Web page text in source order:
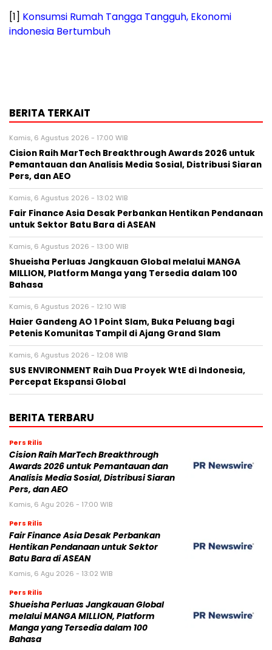
[1] Konsumsi Rumah Tangga Tangguh, Ekonomi
indonesia Bertumbuh
BERITA TERKAIT
Kamis, 6 Agustus 2026 - 17:00 WIB
Cision Raih MarTech Breakthrough Awards 2026 untuk
Pemantauan dan Analisis Media Sosial, Distribusi Siaran
Pers, dan AEO
Kamis, 6 Agustus 2026 - 13:02 WIB
Fair Finance Asia Desak Perbankan Hentikan Pendanaan
untuk Sektor Batu Bara di ASEAN
Kamis, 6 Agustus 2026 - 13:00 WIB
Shueisha Perluas Jangkauan Global melalui MANGA
MILLION, Platform Manga yang Tersedia dalam 100
Bahasa
Kamis, 6 Agustus 2026 - 12:10 WIB
Haier Gandeng AO 1 Point Slam, Buka Peluang bagi
Petenis Komunitas Tampil di Ajang Grand Slam
Kamis, 6 Agustus 2026 - 12:08 WIB
SUS ENVIRONMENT Raih Dua Proyek WtE di Indonesia,
Percepat Ekspansi Global
BERITA TERBARU
Pers Rilis
Cision Raih MarTech Breakthrough
Awards 2026 untuk Pemantauan dan
Analisis Media Sosial, Distribusi Siaran
Pers, dan AEO
Kamis, 6 Agu 2026 - 17:00 WIB
Pers Rilis
Fair Finance Asia Desak Perbankan
Hentikan Pendanaan untuk Sektor
Batu Bara di ASEAN
Kamis, 6 Agu 2026 - 13:02 WIB
Pers Rilis
Shueisha Perluas Jangkauan Global
melalui MANGA MILLION, Platform
Manga yang Tersedia dalam 100
Bahasa